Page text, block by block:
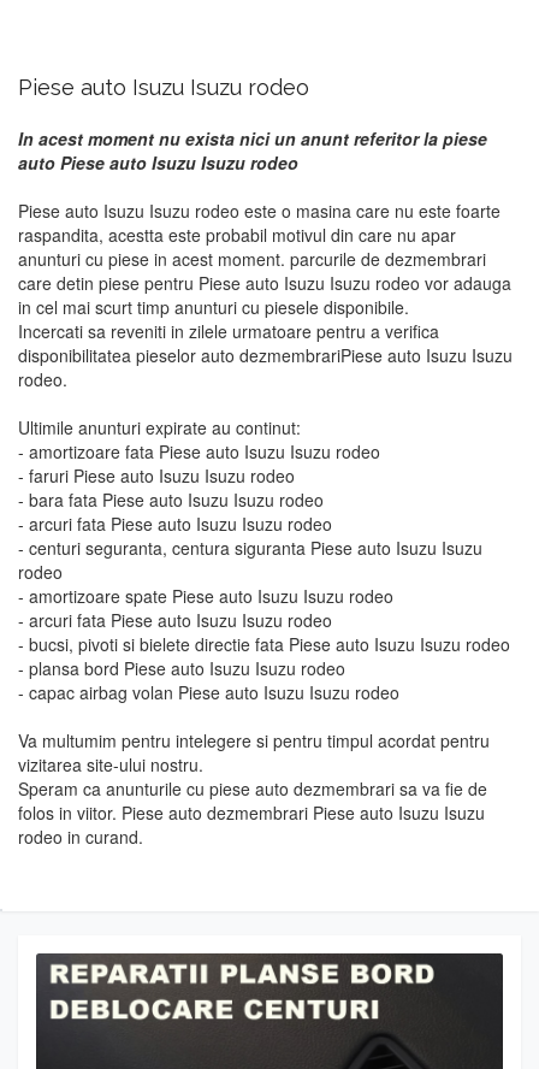
Piese auto Isuzu Isuzu rodeo
In acest moment nu exista nici un anunt referitor la piese
auto Piese auto Isuzu Isuzu rodeo
Piese auto Isuzu Isuzu rodeo este o masina care nu este foarte
raspandita, acestta este probabil motivul din care nu apar
anunturi cu piese in acest moment. parcurile de dezmembrari
care detin piese pentru Piese auto Isuzu Isuzu rodeo vor adauga
in cel mai scurt timp anunturi cu piesele disponibile.
Incercati sa reveniti in zilele urmatoare pentru a verifica
disponibilitatea pieselor auto dezmembrariPiese auto Isuzu Isuzu
rodeo.
Ultimile anunturi expirate au continut:
- amortizoare fata Piese auto Isuzu Isuzu rodeo
- faruri Piese auto Isuzu Isuzu rodeo
- bara fata Piese auto Isuzu Isuzu rodeo
- arcuri fata Piese auto Isuzu Isuzu rodeo
- centuri seguranta, centura siguranta Piese auto Isuzu Isuzu
rodeo
- amortizoare spate Piese auto Isuzu Isuzu rodeo
- arcuri fata Piese auto Isuzu Isuzu rodeo
- bucsi, pivoti si bielete directie fata Piese auto Isuzu Isuzu rodeo
- plansa bord Piese auto Isuzu Isuzu rodeo
- capac airbag volan Piese auto Isuzu Isuzu rodeo
Va multumim pentru intelegere si pentru timpul acordat pentru
vizitarea site-ului nostru.
Speram ca anunturile cu piese auto dezmembrari sa va fie de
folos in viitor. Piese auto dezmembrari Piese auto Isuzu Isuzu
rodeo in curand.